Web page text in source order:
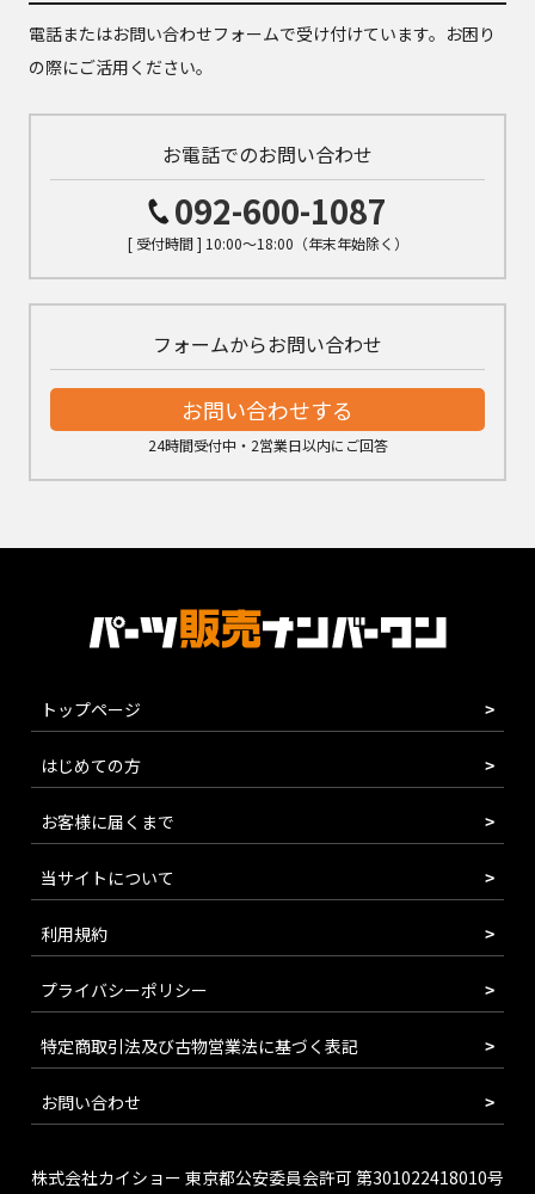
電話またはお問い合わせフォームで受け付けています。お困り
の際にご活用ください。
お電話でのお問い合わせ
092-600-1087
[ 受付時間 ] 10:00～18:00（年末年始除く）
フォームからお問い合わせ
お問い合わせする
24時間受付中・2営業日以内にご回答
トップページ
はじめての方
お客様に届くまで
当サイトについて
利用規約
プライバシーポリシー
特定商取引法及び古物営業法に基づく表記
お問い合わせ
株式会社カイショー 東京都公安委員会許可 第301022418010号